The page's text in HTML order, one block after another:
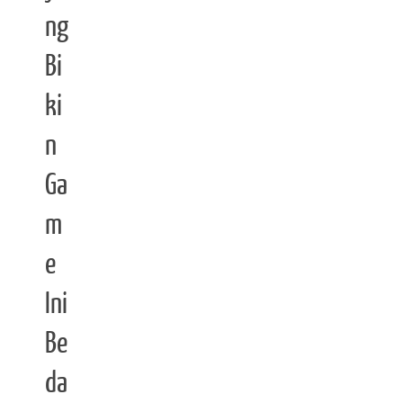
ng
Bi
ki
n
Ga
m
e
Ini
Be
da